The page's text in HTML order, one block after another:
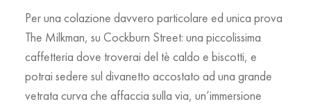
Per una colazione davvero particolare ed unica prova
The Milkman, su Cockburn Street: una piccolissima
caffetteria dove troverai del tè caldo e biscotti, e
potrai sedere sul divanetto accostato ad una grande
vetrata curva che affaccia sulla via, un’immersione